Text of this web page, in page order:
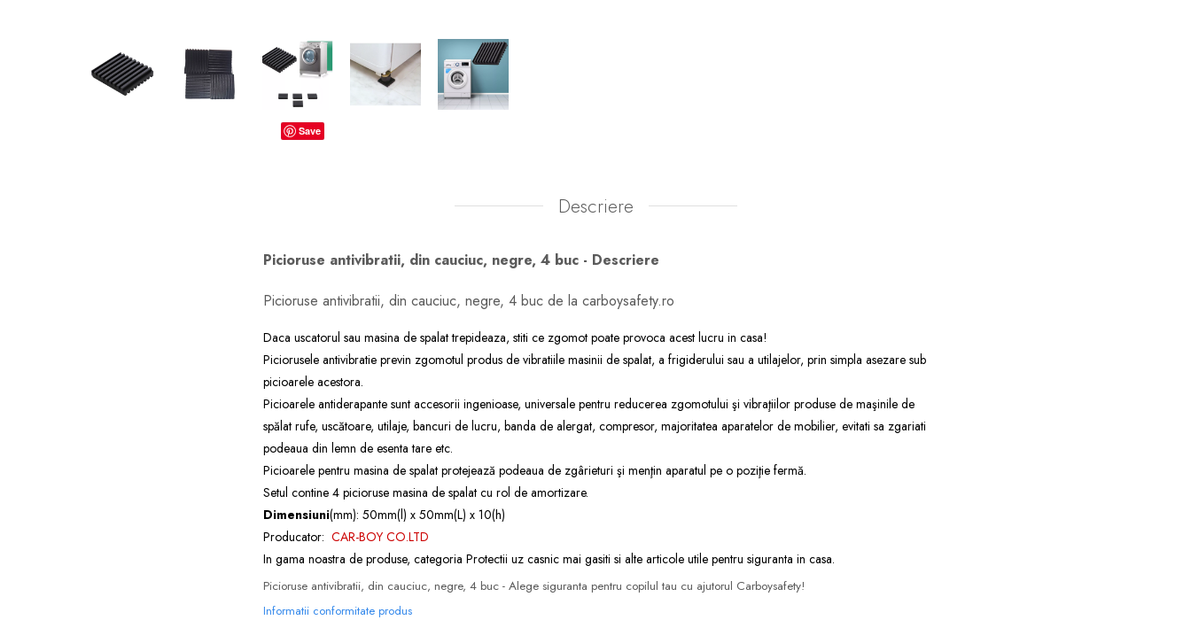
Produse îngrijire copii
Igiena copii
Save
Descriere
Picioruse antivibratii, din cauciuc, negre, 4 buc - Descriere
Picioruse antivibratii, din cauciuc, negre, 4 buc de la carboysafety.ro
Daca uscatorul sau masina de spalat trepideaza, stiti ce zgomot poate provoca acest lucru in casa!
Piciorusele antivibratie previn zgomotul produs de vibratiile masinii de spalat, a frigiderului sau a utilajelor, prin simpla asezare sub
picioarele acestora.
Picioarele antiderapante sunt accesorii ingenioase, universale pentru reducerea zgomotului şi vibraţiilor produse de maşinile de
spălat rufe, uscătoare, utilaje, bancuri de lucru, banda de alergat, compresor, majoritatea aparatelor de mobilier, evitati sa zgariati
podeaua din lemn de esenta tare etc.
Picioarele pentru masina de spalat protejează podeaua de zgârieturi şi menţin aparatul pe o poziţie fermă.
Setul contine 4 picioruse masina de spalat cu rol de amortizare.
Dimensiuni(mm): 50mm(l) x 50mm(L) x 10(h)
Producator: CAR-BOY CO.LTD
In gama noastra de produse, categoria Protectii uz casnic mai gasiti si alte articole utile pentru siguranta in casa.
Picioruse antivibratii, din cauciuc, negre, 4 buc - Alege siguranta pentru copilul tau cu ajutorul Carboysafety!
Informatii conformitate produs